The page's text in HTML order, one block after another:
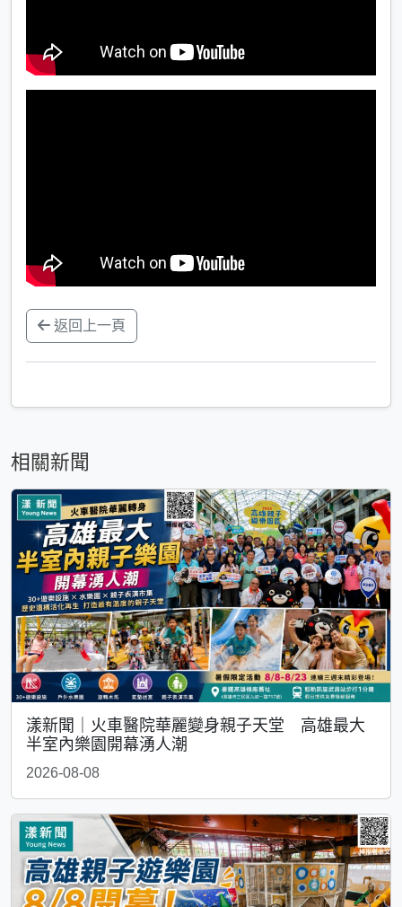
返回上一頁
相關新聞
漾新聞｜火車醫院華麗變身親子天堂 高雄最大
半室內樂園開幕湧人潮
2026-08-08